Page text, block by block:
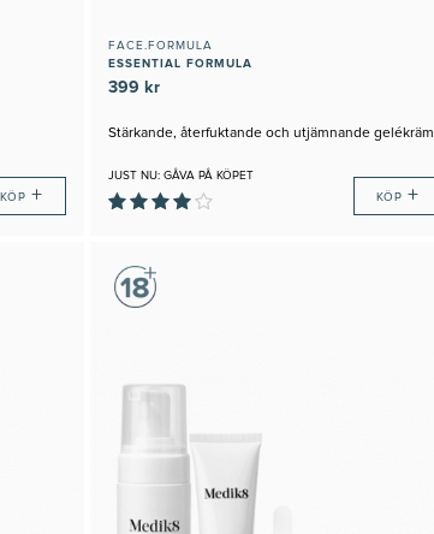
KÖP +
FACE.FORMULA
ESSENTIAL FORMULA
399 kr
Stärkande, återfuktande och utjämnande gelékräm
JUST NU: GÅVA PÅ KÖPET
KÖP+